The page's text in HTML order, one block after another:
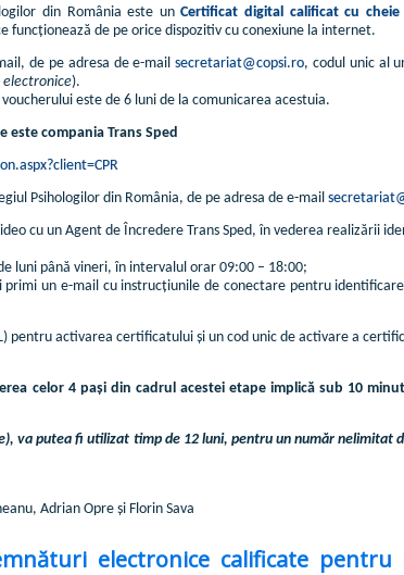
din România este unCertificat digital calificat cu
funcționează de pe orice dispozitiv cu conexiune la internet.
de pe adresa de e-mailsecretariat@copsi.ro, codul unic al
).
este de 6 luni de la comunicarea acestuia.
este compania Trans Sped
Psihologilor din România, de pe adresa de e-mail
cu un Agent de Încredere Trans Sped, în vederea realizării
luni până vineri, în intervalul orar 09:00 – 18:00;
un e-mail cu instrucțiunile de conectare pentru
pentru activarea certificatului și un cod unic de activare a
celor 4 pași din cadrul acestei etape implică sub 10
va putea fi utilizat timp de 12 luni, pentru un număr nelimitat
Adrian Opre și Florin Sava
electronice calificate pentru